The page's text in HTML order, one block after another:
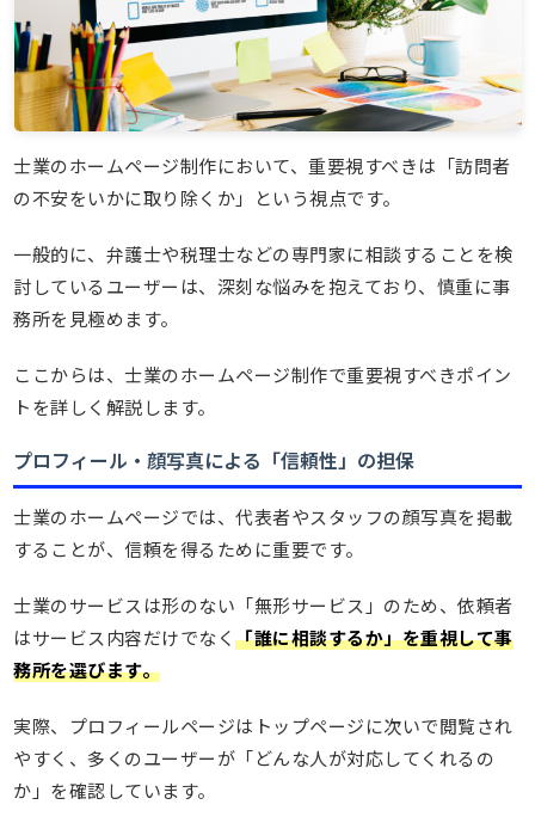
士業のホームページ制作において、重要視すべきは「訪問者
の不安をいかに取り除くか」という視点です。
一般的に、弁護士や税理士などの専門家に相談することを検
討しているユーザーは、深刻な悩みを抱えており、慎重に事
務所を見極めます。
ここからは、士業のホームページ制作で重要視すべきポイン
トを詳しく解説します。
プロフィール・顔写真による「信頼性」の担保
士業のホームページでは、代表者やスタッフの顔写真を掲載
することが、信頼を得るために重要です。
士業のサービスは形のない「無形サービス」のため、依頼者
はサービス内容だけでなく「誰に相談するか」を重視して事
務所を選びます。
実際、プロフィールページはトップページに次いで閲覧され
やすく、多くのユーザーが「どんな人が対応してくれるの
か」を確認しています。